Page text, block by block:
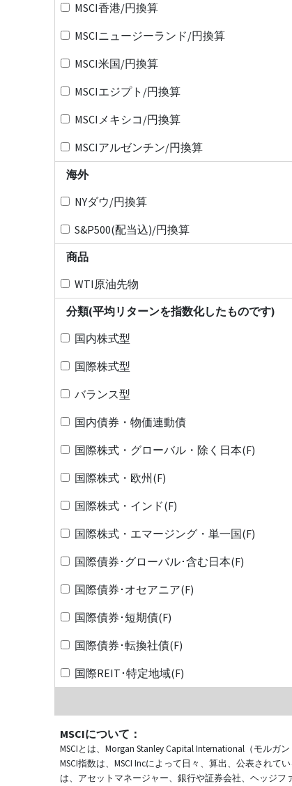
MSCI香港/円換算
MSCIニュージーランド/円換算
MSCI米国/円換算
MSCIエジプト/円換算
MSCIメキシコ/円換算
MSCIアルゼンチン/円換算
海外
NYダウ/円換算
S&P500(配当込)/円換算
商品
WTI原油先物
分類(平均リターンを指数化したものです)
国内株式型
国際株式型
バランス型
国内債券・物価連動債
国際株式・グローバル・除く日本(F)
国際株式・欧州(F)
国際株式・インド(F)
国際株式・エマージング・単一国(F)
国際債券･グローバル･含む日本(F)
国際債券･オセアニア(F)
国際債券･短期債(F)
国際債券･転換社債(F)
国際REIT･特定地域(F)
MSCIについて：
MSCIとは、Morgan Stanley Capital International（モル
MSCI指数は、MSCI Incによって日々、算出、公表され
は、アセットマネージャー、銀行や証券会社、ヘッジ